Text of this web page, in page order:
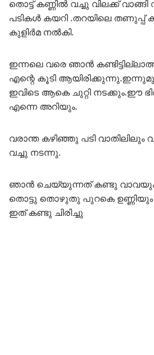
തൊട്ട് കണ്ണിൽ വച്ചു വിലക്ക്
പടികൾ കയറി .തറയിലെ തണുപ്പ്
കുളിർമ നൽകി.
ഇന്നലെ വരെ ഞാൻ
എന്റെ കൂടി
ഇവിടെ ആകെ ചുറ്റി നടക്കും.ഈ
എന്നെ അറിയും.
വരാന്ത കഴിഞ്ഞു പടി
വച്ചു നടന്നു.
ഞാൻ ചെയ്യുന്നത് കണ്ടു
തൊട്ടു തൊഴുതു പുറകെ ഉണ്ണിയും
ഇത് കണ്ടു ചിരിച്ചു